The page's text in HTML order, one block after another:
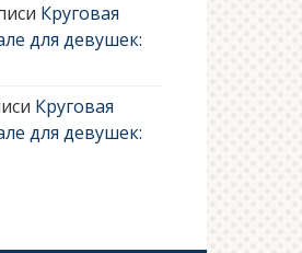
Круговая
для девушек:
Круговая
для девушек: